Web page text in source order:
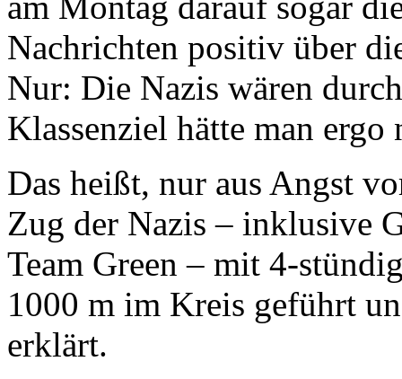
Nachrichten positiv über
Nur: Die Nazis wären
Klassenziel hätte man
Das heißt, nur aus Angst
Zug der Nazis – inklusive
Team Green – mit 4-
1000 m im Kreis geführt
erklärt.